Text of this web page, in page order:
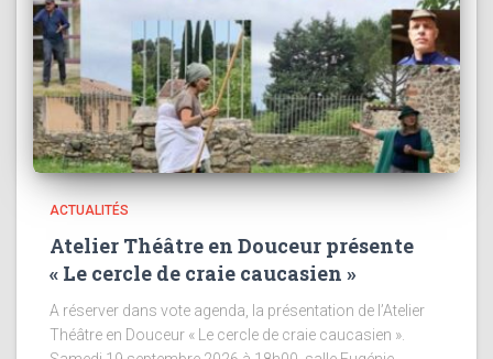
ACTUALITÉS
Atelier Théâtre en Douceur présente
« Le cercle de craie caucasien »
A réserver dans vote agenda, la présentation de l’Atelier
Théâtre en Douceur « Le cercle de craie caucasien ».